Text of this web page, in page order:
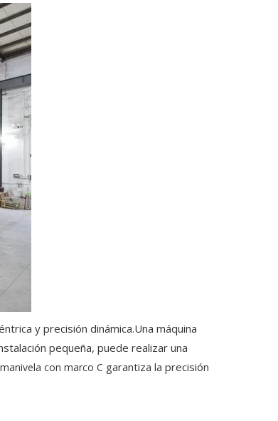
y precisión dinámica.Una máquina
pequeña, puede realizar una
con marco C garantiza la precisión